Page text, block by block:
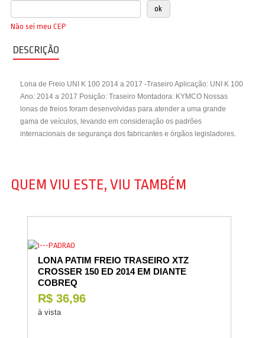
Não sei meu CEP
DESCRIÇÃO
Lona de Freio UNI K 100 2014 a 2017 -Traseiro Aplicação: UNI K 100
Ano: 2014 a 2017 Posição: Traseiro Montadora: KYMCO Nossas
lonas de freios foram desenvolvidas para atender a uma grande
gama de veículos, levando em consideração os padrões
internacionais de segurança dos fabricantes e órgãos legisladores.
QUEM VIU ESTE, VIU TAMBÉM
LONA PATIM FREIO TRASEIRO XTZ
CROSSER 150 ED 2014 EM DIANTE
COBREQ
R$ 36,96
à vista